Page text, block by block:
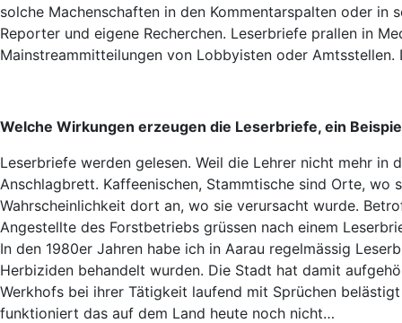
solche Machenschaften in den Kommentarspalten oder
Reporter und eigene Recherchen. Leserbriefe prallen in
Mainstreammitteilungen von Lobbyisten oder
Welche Wirkungen erzeugen die Leserbriefe, ein
Leserbriefe werden gelesen. Weil die Lehrer nicht mehr
Anschlagbrett. Kaffeenischen, Stammtische sind Orte,
Wahrscheinlichkeit dort an, wo sie verursacht wurde.
Angestellte des Forstbetriebs grüssen nach einem
In den 1980er Jahren habe ich in Aarau regelmässig
Herbiziden behandelt wurden. Die Stadt hat damit
Werkhofs bei ihrer Tätigkeit laufend mit Sprüchen
funktioniert das auf dem Land heute noch nicht…